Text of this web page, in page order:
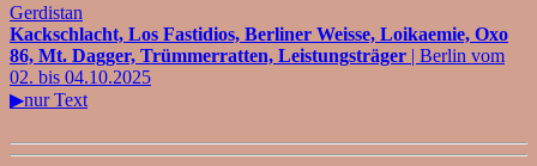
Gerdistan
Kackschlacht, Los Fastidios, Berliner Weisse, Loikaemie, Oxo
86, Mt. Dagger, Trümmerratten, Leistungsträger | Berlin vom
02. bis 04.10.2025
▶nur Text